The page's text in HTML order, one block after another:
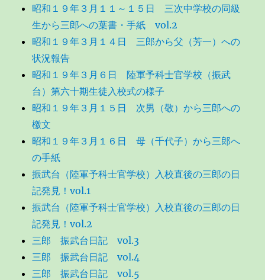
昭和１９年３月１１～１５日 三次中学校の同級
生から三郎への葉書・手紙 vol.2
昭和１９年３月１４日 三郎から父（芳一）への
状況報告
昭和１９年３月６日 陸軍予科士官学校（振武
台）第六十期生徒入校式の様子
昭和１９年３月１５日 次男（敬）から三郎への
檄文
昭和１９年３月１６日 母（千代子）から三郎へ
の手紙
振武台（陸軍予科士官学校）入校直後の三郎の日
記発見！vol.1
振武台（陸軍予科士官学校）入校直後の三郎の日
記発見！vol.2
三郎 振武台日記 vol.3
三郎 振武台日記 vol.4
三郎 振武台日記 vol.5